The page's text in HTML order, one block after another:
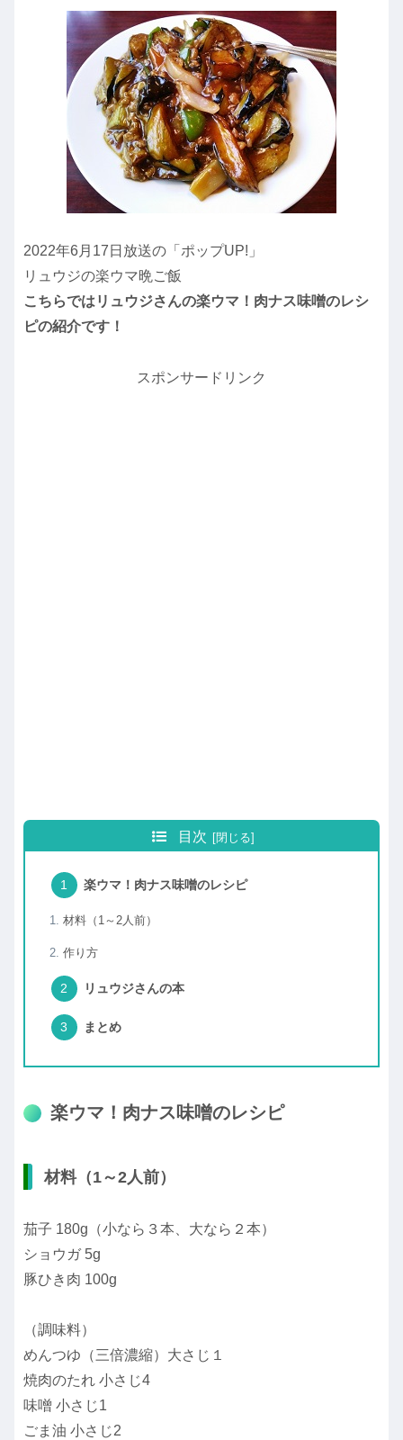
2022年6月17日放送の「ポップUP!」
リュウジの楽ウマ晩ご飯
こちらではリュウジさんの楽ウマ！肉ナス味噌のレシ
ピの紹介です！
スポンサードリンク
目次
楽ウマ！肉ナス味噌のレシピ
材料（1～2人前）
作り方
リュウジさんの本
まとめ
楽ウマ！肉ナス味噌のレシピ
材料（1～2人前）
茄子 180g（小なら３本、大なら２本）
ショウガ 5g
豚ひき肉 100g
（調味料）
めんつゆ（三倍濃縮）大さじ１
焼肉のたれ 小さじ4
味噌 小さじ1
ごま油 小さじ2